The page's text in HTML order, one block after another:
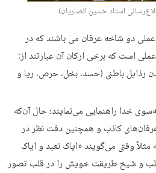
استاد حسین انصاریان)
دو شاخه عرفان می باشند که در
است که برخی ارکان آن عبارتند از:
رذایل باطنی (حسد، بخل، حرص، ریا و
خدا راهنمایی می‌نمایند؛ حال آن‌که
کاذب و همچنین دقت نظر در
وقتی می‌گویند «ایاک نعبد و ایاک
و شیخ طریقت خویش را در قلب تصور